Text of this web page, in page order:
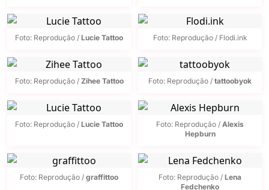
Foto: Reprodução / Lucie Tattoo Foto: Reprodução / Flodi.ink
Foto: Reprodução / Zihee Tattoo Foto: Reprodução / tattoobyok
Foto: Reprodução / Lucie Tattoo Foto: Reprodução / Alexis
Hepburn
Foto: Reprodução / graffittoo Foto: Reprodução / Lena
Fedchenko